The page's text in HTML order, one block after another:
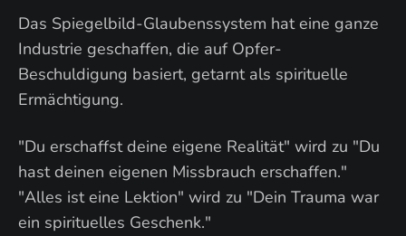
Das Spiegelbild-Glaubenssystem hat eine ganze
Industrie geschaffen, die auf Opfer-
Beschuldigung basiert, getarnt als spirituelle
Ermächtigung.
"Du erschaffst deine eigene Realität" wird zu "Du
hast deinen eigenen Missbrauch erschaffen."
"Alles ist eine Lektion" wird zu "Dein Trauma war
ein spirituelles Geschenk."